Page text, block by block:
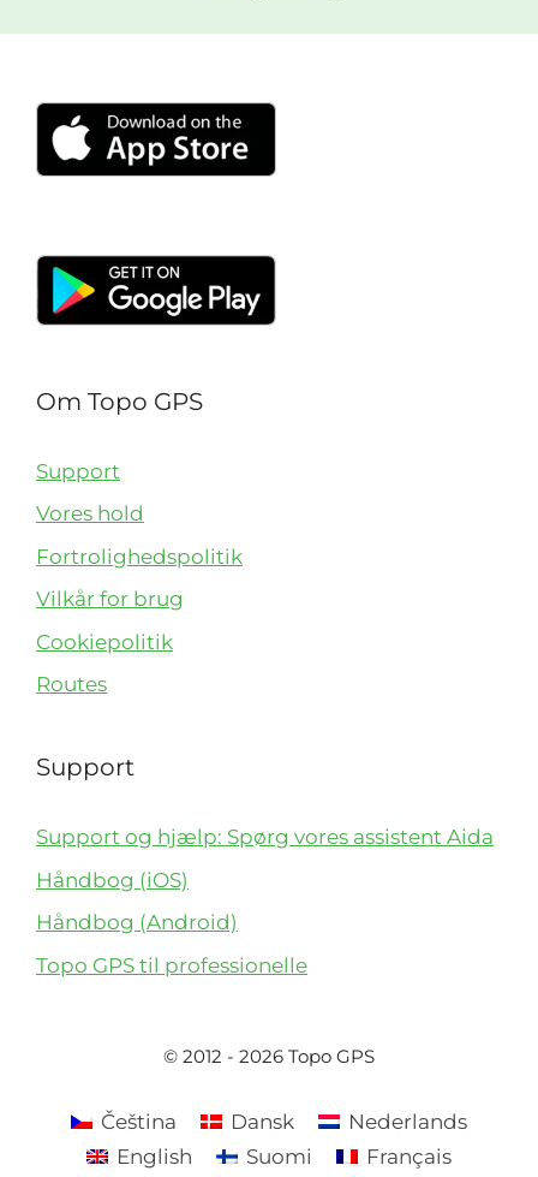
Om Topo GPS
Support
Vores hold
Fortrolighedspolitik
Vilkår for brug
Cookiepolitik
Routes
Support
Support og hjælp: Spørg vores assistent Aida
Håndbog (iOS)
Håndbog (Android)
Topo GPS til professionelle
© 2012 - 2026 Topo GPS
Čeština Dansk
Nederlands
English
Suomi Français